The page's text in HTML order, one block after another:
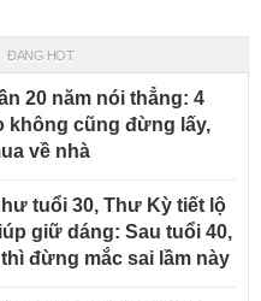
ĐANG HOT
20 năm nói thẳng: 4
không cũng đừng lấy,
về nhà
tuổi 30, Thư Kỳ tiết lộ
giữ dáng: Sau tuổi 40,
đừng mắc sai lầm này